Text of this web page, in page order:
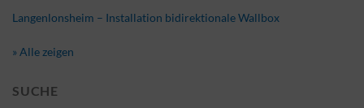
Langenlonsheim – Installation bidirektionale Wallbox
» Alle zeigen
SUCHE